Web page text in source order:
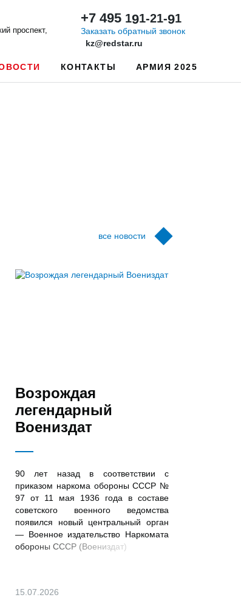
проспект,
+7 495 191-21-91
Заказать обратный звонок
kz@redstar.ru
КОНТАКТЫ АРМИЯ 2025
все новости
Возрождая
легендарный
Воениздат
90 лет назад в соответствии с
приказом наркома обороны СССР №
97 от 11 мая 1936 года в составе
советского военного ведомства
появился новый центральный орган
— Военное издательство Наркомата
обороны СССР (Воениздат)
15.07.2026